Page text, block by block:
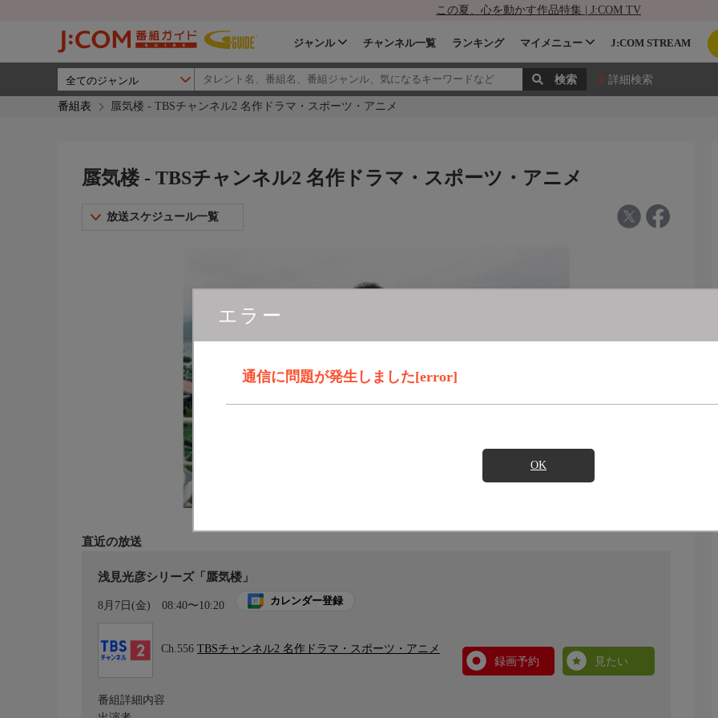
この夏、心を動かす作品特集 | J:COM TV
ジャンル チャンネル一覧 ランキング マイメニュー J:COM STREAM
詳細検索
番組表 蜃気楼 - TBSチャンネル2 名作ドラマ・スポーツ・アニメ
エラー
通信に問題が発生しました[error]
OK
蜃気楼 - TBSチャンネル2 名作ドラマ・スポーツ・アニメ
放送スケジュール一覧
直近の放送
浅見光彦シリーズ「蜃気楼」
8月7日(金) 08:40〜10:20 カレンダー登録
Ch.556 TBSチャンネル2 名作ドラマ・スポーツ・アニメ
録画予約
見たい
番組詳細内容